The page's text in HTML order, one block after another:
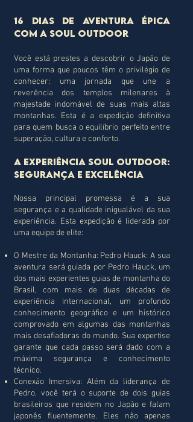
16 Dias de Aventura Épica
com a Soul Outdoor
Você está prestes a descobrir o Japão de
uma forma que poucos têm o privilégio de
conhecer: uma jornada que une a
reverência dos templos milenares à
majestade indomável de suas mais altas
montanhas. Esta é a expedição definitiva
para quem busca o equilíbrio perfeito entre
superação, cultura e conforto.
A Experiência Soul Outdoor:
Segurança e Excelência
Nossa principal promessa é a sua
segurança e a qualidade inigualável da sua
experiência. Esta expedição é liderada por
uma equipe de elite:
O Mestre da Montanha: Pedro Hauck: A sua
aventura será guiada por Pedro Hauck, um
dos mais experientes guias de montanha do
Brasil, com mais de duas décadas de
experiência internacional, um profundo
conhecimento geográfico e um histórico
comprovado em algumas das montanhas
mais desafiadoras do mundo. Sua expertise
garante que cada passo será dado com a
máxima segurança e conhecimento
técnico.
Conexão Imersiva: Além da liderança de
Pedro, você terá o suporte de dois guias
brasileiros que residem no Japão e falam
japonês fluentemente. Eles não apenas